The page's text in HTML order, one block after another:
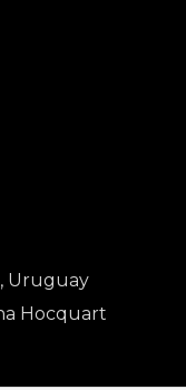
Uruguay
Hocquart